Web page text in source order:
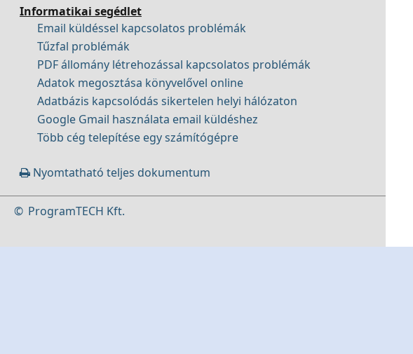
Informatikai segédlet
Email küldéssel kapcsolatos problémák
Tűzfal problémák
PDF állomány létrehozással kapcsolatos problémák
Adatok megosztása könyvelővel online
Adatbázis kapcsolódás sikertelen helyi hálózaton
Google Gmail használata email küldéshez
Több cég telepítése egy számítógépre
Nyomtatható teljes dokumentum
© ProgramTECH Kft.